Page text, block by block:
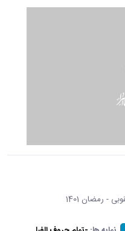
- رمضان 1401